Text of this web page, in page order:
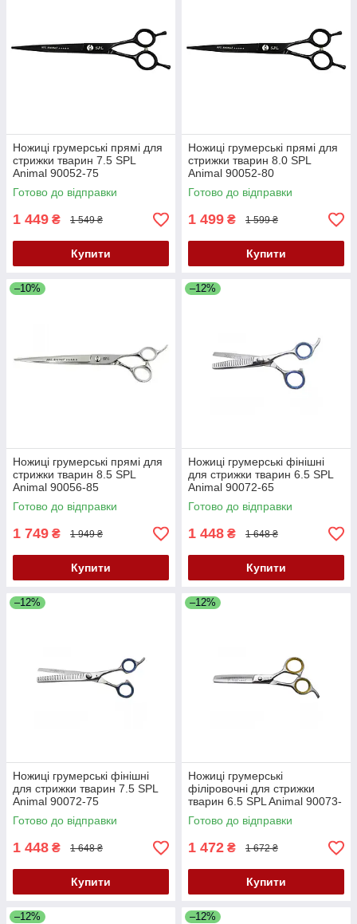
Ножиці грумерські прямі для
стрижки тварин 7.5 SPL
Animal 90052-75
Готово до відправки
1 449 ₴ 1 549 ₴
Купити
Ножиці грумерські прямі для
стрижки тварин 8.0 SPL
Animal 90052-80
Готово до відправки
1 499 ₴ 1 599 ₴
Купити
–10%
Ножиці грумерські прямі для
стрижки тварин 8.5 SPL
Animal 90056-85
Готово до відправки
1 749 ₴ 1 949 ₴
Купити
–12%
Ножиці грумерські фінішні
для стрижки тварин 6.5 SPL
Animal 90072-65
Готово до відправки
1 448 ₴ 1 648 ₴
Купити
–12%
Ножиці грумерські фінішні
для стрижки тварин 7.5 SPL
Animal 90072-75
Готово до відправки
1 448 ₴ 1 648 ₴
Купити
–12%
Ножиці грумерські
філіровочні для стрижки
тварин 6.5 SPL Animal 90073-
65
Готово до відправки
1 472 ₴ 1 672 ₴
Купити
–12% –12%